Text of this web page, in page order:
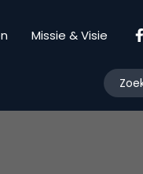
Missie & Visie